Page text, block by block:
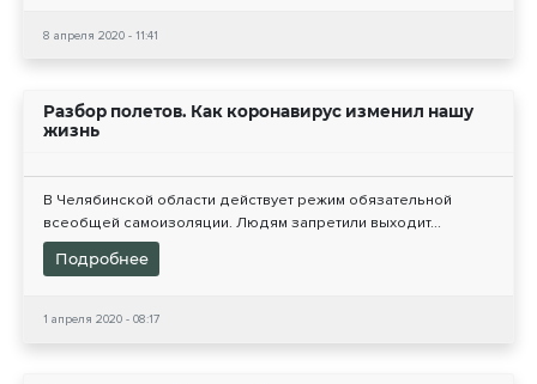
8 апреля 2020 - 11:41
Разбор полетов. Как коронавирус изменил нашу
жизнь
В Челябинской области действует режим обязательной
всеобщей самоизоляции. Людям запретили выходит...
Подробнее
1 апреля 2020 - 08:17